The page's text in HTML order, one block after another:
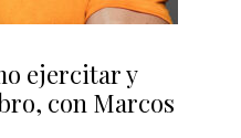
ejercitar y
con Marcos